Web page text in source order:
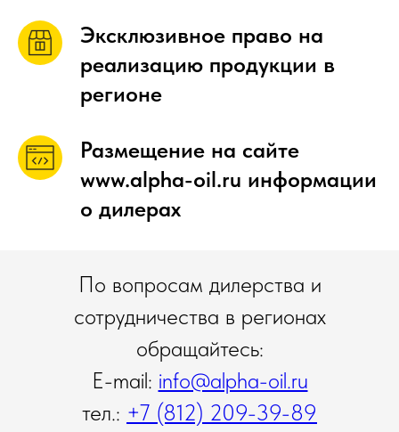
Эксклюзивное право на
реализацию продукции в
регионе
Размещение на сайте
www.alpha-oil.ru информации
о дилерах
По вопросам дилерства и
сотрудничества в регионах
обращайтесь:
E-mail: info@alpha-oil.ru
тел.: +7 (812) 209-39-89